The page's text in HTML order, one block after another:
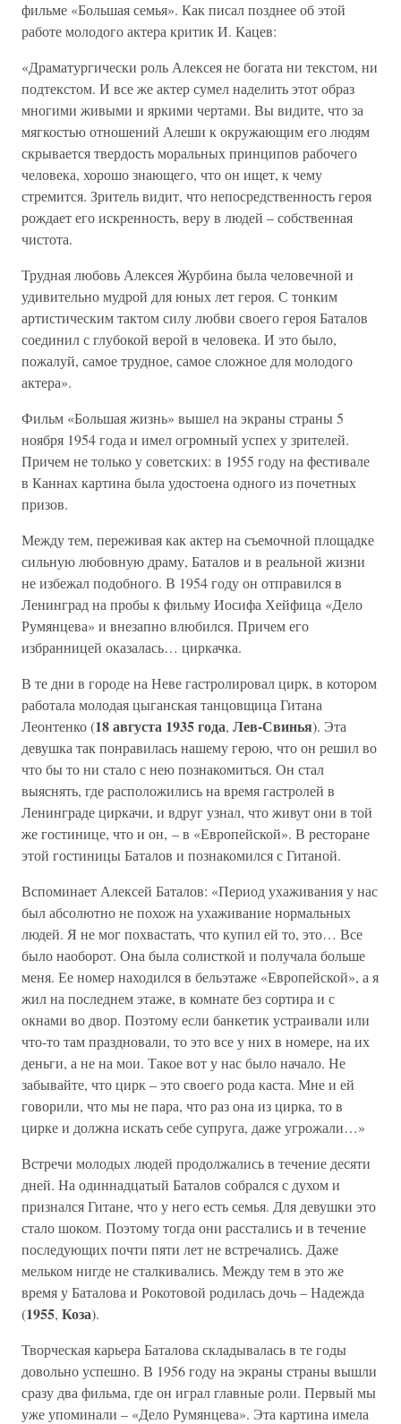
фильме «Большая семья». Как писал позднее об этой
работе молодого актера критик И. Кацев:
«Драматургически роль Алексея не богата ни текстом, ни
подтекстом. И все же актер сумел наделить этот образ
многими живыми и яркими чертами. Вы видите, что за
мягкостью отношений Алеши к окружающим его людям
скрывается твердость моральных принципов рабочего
человека, хорошо знающего, что он ищет, к чему
стремится. Зритель видит, что непосредственность героя
рождает его искренность, веру в людей – собственная
чистота.
Трудная любовь Алексея Журбина была человечной и
удивительно мудрой для юных лет героя. С тонким
артистическим тактом силу любви своего героя Баталов
соединил с глубокой верой в человека. И это было,
пожалуй, самое трудное, самое сложное для молодого
актера».
Фильм «Большая жизнь» вышел на экраны страны 5
ноября 1954 года и имел огромный успех у зрителей.
Причем не только у советских: в 1955 году на фестивале
в Каннах картина была удостоена одного из почетных
призов.
Между тем, переживая как актер на съемочной площадке
сильную любовную драму, Баталов и в реальной жизни
не избежал подобного. В 1954 году он отправился в
Ленинград на пробы к фильму Иосифа Хейфица «Дело
Румянцева» и внезапно влюбился. Причем его
избранницей оказалась… циркачка.
В те дни в городе на Неве гастролировал цирк, в котором
работала молодая цыганская танцовщица Гитана
Леонтенко (18 августа 1935 года, Лев-Свинья). Эта
девушка так понравилась нашему герою, что он решил во
что бы то ни стало с нею познакомиться. Он стал
выяснять, где расположились на время гастролей в
Ленинграде циркачи, и вдруг узнал, что живут они в той
же гостинице, что и он, – в «Европейской». В ресторане
этой гостиницы Баталов и познакомился с Гитаной.
Вспоминает Алексей Баталов: «Период ухаживания у нас
был абсолютно не похож на ухаживание нормальных
людей. Я не мог похвастать, что купил ей то, это… Все
было наоборот. Она была солисткой и получала больше
меня. Ее номер находился в бельэтаже «Европейской», а я
жил на последнем этаже, в комнате без сортира и с
окнами во двор. Поэтому если банкетик устраивали или
что-то там праздновали, то это все у них в номере, на их
деньги, а не на мои. Такое вот у нас было начало. Не
забывайте, что цирк – это своего рода каста. Мне и ей
говорили, что мы не пара, что раз она из цирка, то в
цирке и должна искать себе супруга, даже угрожали…»
Встречи молодых людей продолжались в течение десяти
дней. На одиннадцатый Баталов собрался с духом и
признался Гитане, что у него есть семья. Для девушки это
стало шоком. Поэтому тогда они расстались и в течение
последующих почти пяти лет не встречались. Даже
мельком нигде не сталкивались. Между тем в это же
время у Баталова и Рокотовой родилась дочь – Надежда
(1955, Коза).
Творческая карьера Баталова складывалась в те годы
довольно успешно. В 1956 году на экраны страны вышли
сразу два фильма, где он играл главные роли. Первый мы
уже упоминали – «Дело Румянцева». Эта картина имела